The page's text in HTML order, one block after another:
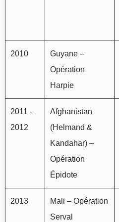
2010
Guyane –
Opération
Harpie
2011 -
2012
Afghanistan
(Helmand &
Kandahar) –
Opération
Épidote
2013
Mali – Opération
Serval